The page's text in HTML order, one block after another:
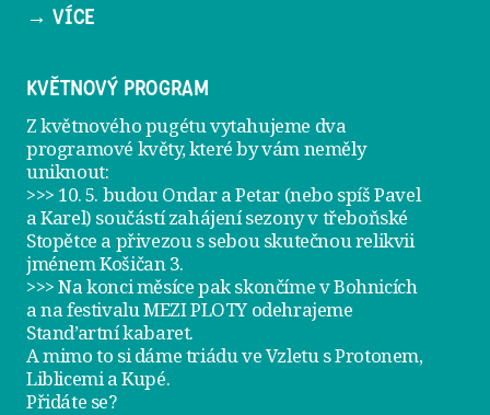
→ VÍCE
KVĚTNOVÝ PROGRAM
Z květnového pugétu vytahujeme dva
programové květy, které by vám neměly
uniknout:
>>> 10. 5. budou Ondar a Petar (nebo spíš Pavel
a Karel) součástí zahájení sezony vtřeboňské
Stopětce a přivezou s sebou skutečnou relikvii
jménemKošičan 3.
>>> Na konci měsíce pak skončíme v Bohnicích
a na festivaluMEZI PLOTY odehrajeme
Stand’artní kabaret.
A mimo to si dámetriádu ve Vzletu s Protonem,
Liblicemi a Kupé.
Přidáte se?